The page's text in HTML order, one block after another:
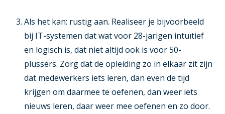
Als het kan: rustig aan. Realiseer je bijvoorbeeld
bij IT-systemen dat wat voor 28-jarigen intuïtief
en logisch is, dat niet altijd ook is voor 50-
plussers. Zorg dat de opleiding zo in elkaar zit zijn
dat medewerkers iets leren, dan even de tijd
krijgen om daarmee te oefenen, dan weer iets
nieuws leren, daar weer mee oefenen en zo door.